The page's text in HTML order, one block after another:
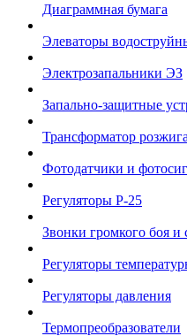
Диаграммная бумага
Элеваторы
Электрозапальники ЭЗ
Запально-защитные
Трансформатор розжига
Фотодатчики и
Регуляторы Р-25
Звонки громкого боя
Регуляторы
Регуляторы давления
Термопреобразователи